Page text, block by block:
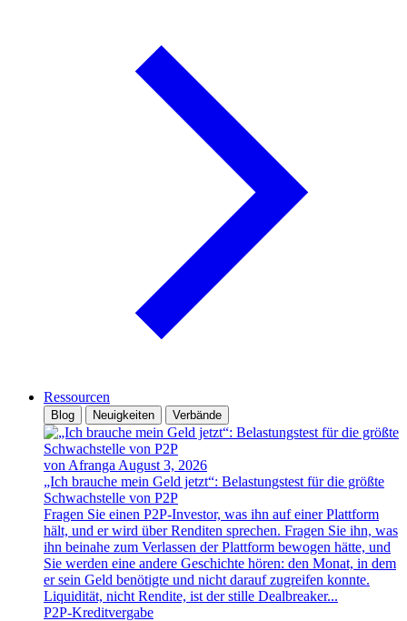
Ressourcen
Blog Neuigkeiten Verbände
von Afranga August 3, 2026
„Ich brauche mein Geld jetzt“: Belastungstest für die größte
Schwachstelle von P2P
Fragen Sie einen P2P-Investor, was ihn auf einer Plattform
hält, und er wird über Renditen sprechen. Fragen Sie ihn, was
ihn beinahe zum Verlassen der Plattform bewogen hätte, und
Sie werden eine andere Geschichte hören: den Monat, in dem
er sein Geld benötigte und nicht darauf zugreifen konnte.
Liquidität, nicht Rendite, ist der stille Dealbreaker...
P2P-Kreditvergabe